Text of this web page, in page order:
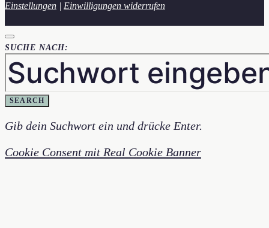
Einstellungen | Einwilligungen widerrufen
SUCHE NACH:
SEARCH
Gib dein Suchwort ein und drücke Enter.
Cookie Consent mit Real Cookie Banner